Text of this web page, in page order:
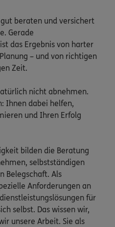
beraten und versichert
Gerade
das Ergebnis von harter
– und von richtigen
Zeit.
nicht abnehmen.
Ihnen dabei helfen,
und Ihren Erfolg
bilden die Beratung
selbstständigen
Belegschaft. Als
Anforderungen an
für
selbst. Das wissen wir,
unsere Arbeit. Sie als